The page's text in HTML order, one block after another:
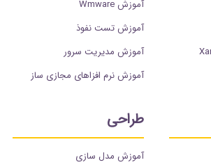
آموزش Wmware
آموزش تست نفوذ
آموزش مدیریت سرور
آموزش نرم افزاهای مجازی ساز
طراحی
آموزش مدل سازی